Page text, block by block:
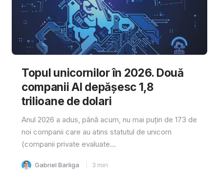
Topul unicornilor în 2026. Două
companii AI depășesc 1,8
trilioane de dolari
Anul 2026 a adus, până acum, nu mai puțin de 173 de
noi companii care au atins statutul de unicorn
(companii private evaluate...
Gabriel Barliga 3 min